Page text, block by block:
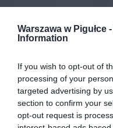
Warszawa w Pigułce -
Information
If you wish to opt-out of
processing of your
targeted advertising by
section to confirm your
opt-out request is